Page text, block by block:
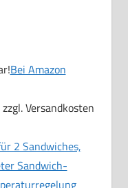
Bei Amazon
Versandkosten